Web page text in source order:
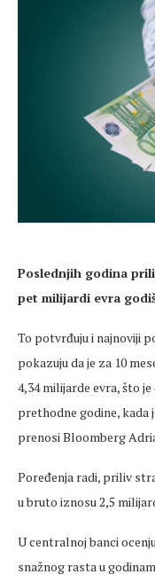
Poslednjih godina
pet milijardi evra godi
To potvrđuju i najnoviji
pokazuju da je za 10
4,34 milijarde evra, što
prethodne godine, kada
prenosi Bloomberg
Poređenja radi, priliv
u bruto iznosu 2,5
U centralnoj banci
snažnog rasta u